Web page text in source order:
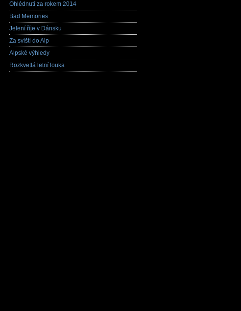
Ohlédnutí za rokem 2014
Bad Memories
Jelení říje v Dánsku
Za svišti do Alp
Alpské výhledy
Rozkvetlá letní louka